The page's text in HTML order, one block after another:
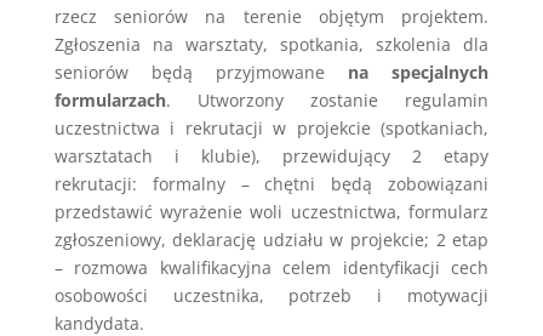
rzecz seniorów na terenie objętym projektem.
Zgłoszenia na warsztaty, spotkania, szkolenia dla
seniorów będą przyjmowane na specjalnych
formularzach. Utworzony zostanie regulamin
uczestnictwa i rekrutacji w projekcie (spotkaniach,
warsztatach i klubie), przewidujący 2 etapy
rekrutacji: formalny – chętni będą zobowiązani
przedstawić wyrażenie woli uczestnictwa, formularz
zgłoszeniowy, deklarację udziału w projekcie; 2 etap
– rozmowa kwalifikacyjna celem identyfikacji cech
osobowości uczestnika, potrzeb i motywacji
kandydata.